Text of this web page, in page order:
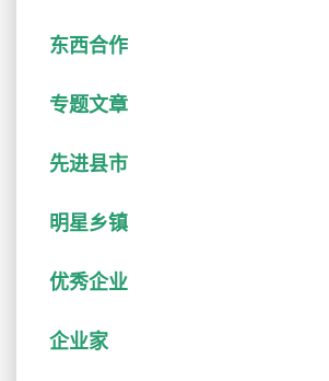
东西合作
专题文章
先进县市
明星乡镇
优秀企业
企业家